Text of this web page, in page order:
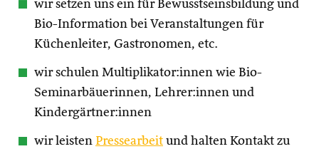
wir setzen uns ein für Bewusstseinsbildung und
Bio-Information bei Veranstaltungen für
Küchenleiter, Gastronomen, etc.
wir schulen Multiplikator:innen wie Bio-
Seminarbäuerinnen, Lehrer:innen und
Kindergärtner:innen
wir leisten Pressearbeit und halten Kontakt zu